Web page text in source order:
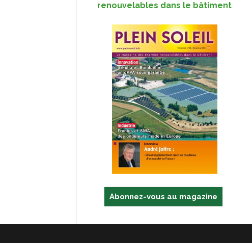
renouvelables dans le bâtiment
Abonnez-vous au magazine